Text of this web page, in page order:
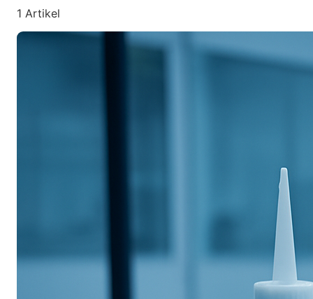
1 Artikel